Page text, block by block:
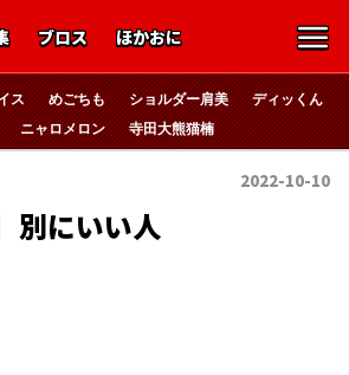
ブロス ほかおに
ス めごちも ショルダー肩美
ディッくん
ニャロメロン 寺田大熊猫楠
2022-10-10
別にいい人